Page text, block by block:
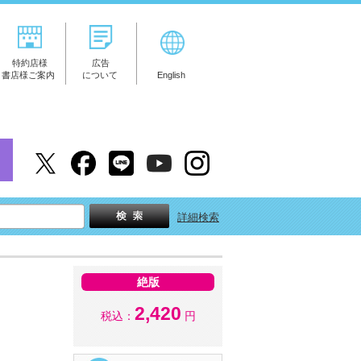
特約店様
書店様ご案内
広告
について
English
詳細検索
絶版
税込： 2,420 円